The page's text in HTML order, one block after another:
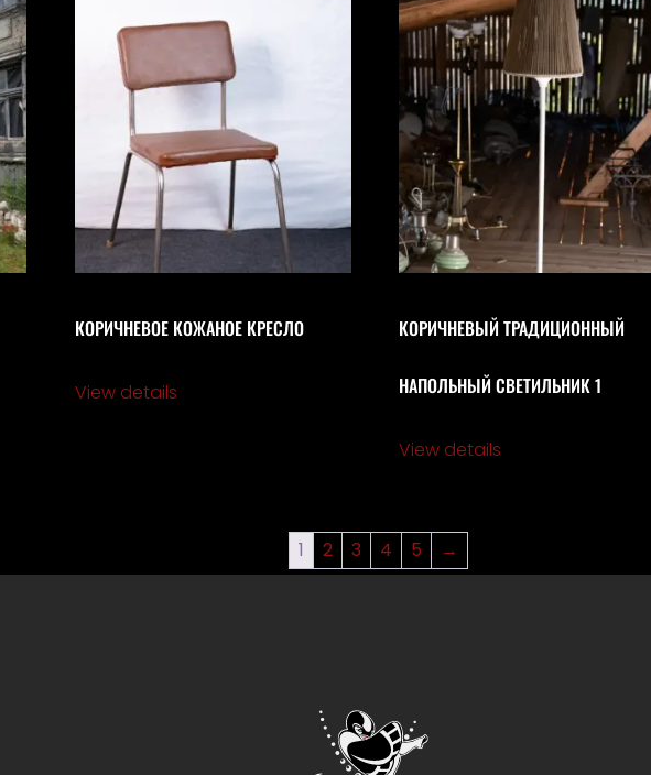
КОРИЧНЕВОЕ КОЖАНОЕ КРЕСЛО
View details
КОРИЧНЕВЫЙ ТРАДИЦИОННЫЙ
НАПОЛЬНЫЙ СВЕТИЛЬНИК 1
View details
1 2 3 4 5 →